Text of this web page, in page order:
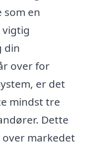
som en
din
over for
er det
mindst tre
Dette
markedet